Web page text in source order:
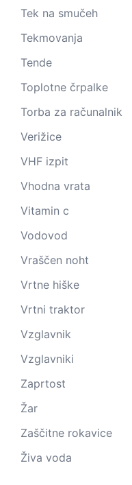
Tek na smučeh
Tekmovanja
Tende
Toplotne črpalke
Torba za računalnik
Verižice
VHF izpit
Vhodna vrata
Vitamin c
Vodovod
Vraščen noht
Vrtne hiške
Vrtni traktor
Vzglavnik
Vzglavniki
Zaprtost
Žar
Zaščitne rokavice
Živa voda